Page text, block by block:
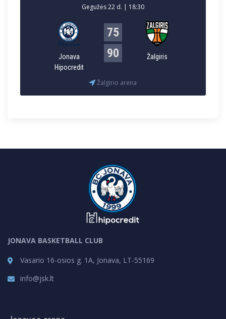
Gegužės 22 d. | 18:30
Jonava
Hipocredit
75
90
Žalgiris
Žalgirio arena
JONAVA BASKETBALL CLUB
Vasario 16-osios g. 1A, Jonava, LT-55169
info@jsk.lt